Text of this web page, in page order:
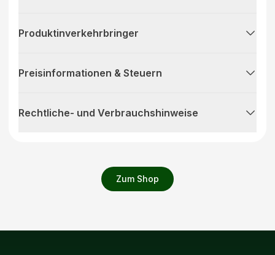
Zum Shop
Produktinverkehrbringer
Preisinformationen & Steuern
Rechtliche- und Verbrauchshinweise